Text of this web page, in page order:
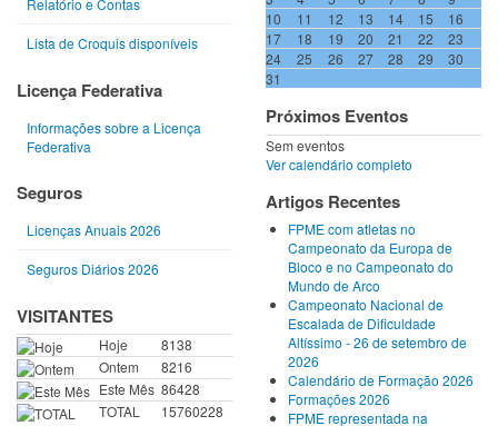
Relatório e Contas
Lista de Croquis disponíveis
Licença Federativa
Informações sobre a Licença
Federativa
Seguros
Licenças Anuais 2026
Seguros Diários 2026
VISITANTES
Hoje
8138
Ontem
8216
Este Mês 86428
TOTAL
15760228
10
11 12 13 14 15
16
17
18 19 20 21 22
23
24
25 26 27 28 29
30
31
Próximos Eventos
Sem eventos
Ver calendário completo
Artigos Recentes
FPME com atletas no
Campeonato da Europa de
Bloco e no Campeonato do
Mundo de Arco
Campeonato Nacional de
Escalada de Dificuldade
Altíssimo - 26 de setembro de
2026
Calendário de Formação 2026
Formações 2026
FPME representada na